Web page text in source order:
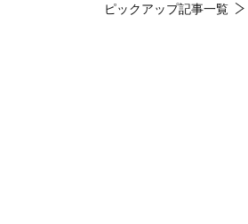
ピックアップ記事一覧